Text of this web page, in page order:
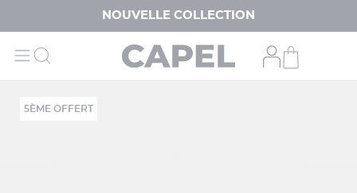
NOUVELLE COLLECTION
5ÈME OFFERT